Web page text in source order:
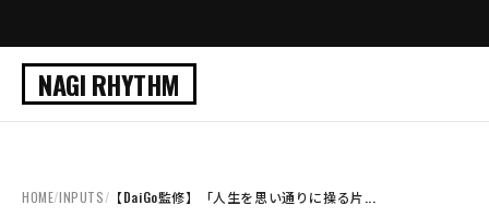
NAGI RHYTHM
HOME/INPUTS/ 【DaiGo監修】「人生を思い通りに操る片...